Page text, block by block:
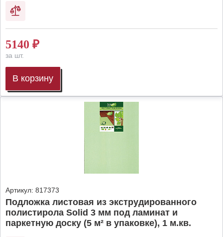
5140 ₽
за шт.
В корзину
Артикул: 817373
Подложка листовая из экструдированного
полистирола Solid 3 мм под ламинат и
паркетную доску (5 м² в упаковке), 1 м.кв.